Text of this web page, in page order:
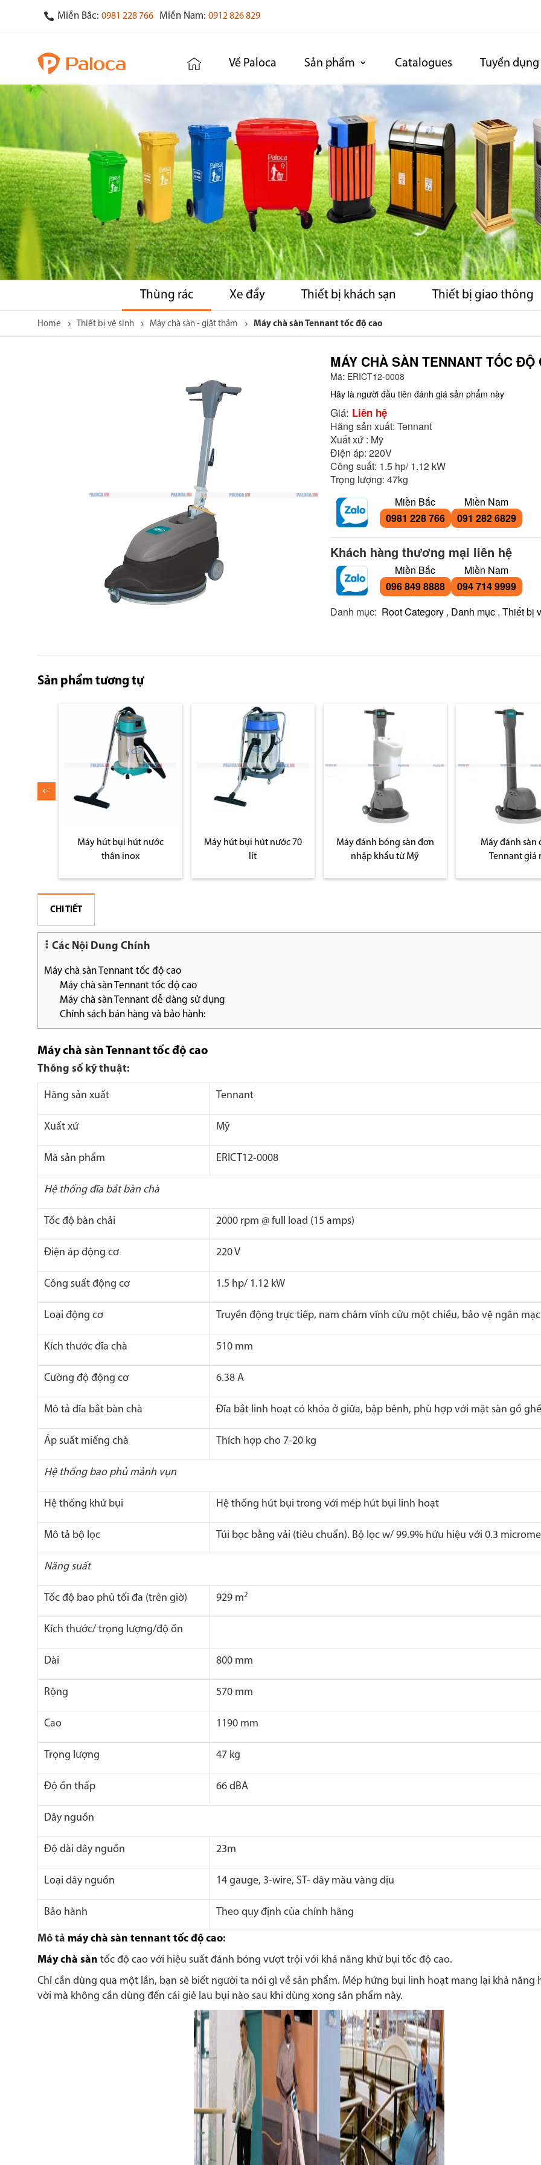
Miền Bắc: 0981 228 766 Miền Nam: 0912 826 829
Về Paloca Sản phẩm Catalogues Tuyển dụng
Thùng rác Xe đẩy Thiết bị khách sạn Thiết bị giao thông
Home Thiết bị vệ sinh Máy chà sàn - giặt thảm Máy chà sàn Tennant tốc độ cao
to
beginning
MÁY CHÀ SÀN TENNANT TỐC ĐỘ
Mã: ERICT12-0008
Hãy là người đầu tiên đánh giá sản phẩm này
Giá: Liên hệ
Hãng sản xuất: Tennant
Xuất xứ : Mỹ
Điện áp: 220V
Công suất: 1.5 hp/ 1.12 kW
Trọng lượng: 47kg
Miền Bắc
0981 228 766
Miền Nam
091 282 6829
Khách hàng thương mại liên hệ
Miền Bắc
096 849 8888
Miền Nam
094 714 9999
Danh mục: Root Category , Danh mục , Thiết bị
Sản phẩm tương tự
Máy hút bụi hút nước 70
lít
Máy đánh bóng sàn đơn
nhập khẩu từ Mỹ
Máy đánh sàn đơn
Tennant giá rẻ
Máy hút bụi hút
rẻ
CHI TIẾT
Các Nội Dung Chính
Máy chà sàn Tennant tốc độ cao
Máy chà sàn Tennant tốc độ cao
Máy chà sàn Tennant dễ dàng sử dụng
Chính sách bán hàng và bảo hành:
Máy chà sàn Tennant tốc độ cao
Thông số kỹ thuật:
Hãng sản xuất Tennant
Xuất xứ Mỹ
Mã sản phẩm ERICT12-0008
Hệ thống đĩa bắt bàn chà
Tốc độ bàn chải 2000 rpm @ full load (15 amps)
Điện áp động cơ 220 V
Công suất động cơ 1.5 hp/ 1.12 kW
Loại động cơ Truyền động trực tiếp, nam châm vĩnh cửu một chiều, bảo vệ ngắn
Kích thước đĩa chà 510 mm
Cường độ động cơ 6.38 A
Mô tả đĩa bắt bàn chà Đĩa bắt linh hoạt có khóa ở giữa, bập bênh, phù hợp với mặt sàn gồ ghề
Áp suất miếng chà Thích hợp cho 7-20 kg
Hệ thống bao phủ mảnh vụn
Hệ thống khử bụi Hệ thống hút bụi trong với mép hút bụi linh hoạt
Mô tả bộ lọc Túi bọc bằng vải (tiêu chuẩn). Bộ lọc w/ 99.9% hữu hiệu với 0.3
Năng suất
Tốc độ bao phủ tối đa (trên giờ) 929 m2
Kích thước/ trọng lượng/độ ồn
Dài 800 mm
Rộng 570 mm
Cao 1190 mm
Trọng lượng 47 kg
Độ ồn thấp 66 dBA
Dây nguồn
Độ dài dây nguồn 23m
Loại dây nguồn 14 gauge, 3-wire, ST- dây màu vàng dịu
Bảo hành Theo quy định của chính hãng
Mô tả máy chà sàn tennant tốc độ cao:
Máy chà sàn tốc độ cao với hiệu suất đánh bóng vượt trội với khả năng khử bụi tốc độ cao.
Chỉ cần dùng qua một lần, bạn sẽ biết người ta nói gì về sản phẩm. Mép hứng bụi linh hoạt mang lại khả năng
vời mà không cần dùng đến cái giẻ lau bụi nào sau khi dùng xong sản phẩm này.